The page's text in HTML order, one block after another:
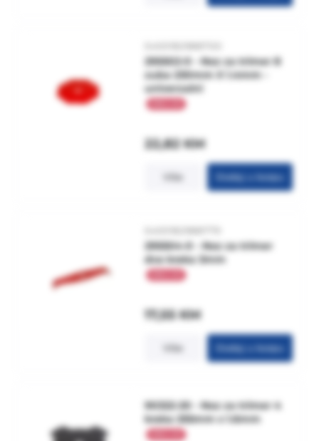
295502-0 - Noz za trimer 8
zuba 230mm X 1.4mm -
univerzalni
22,82KM
Više Dodaj u korpu
295504-0 - Noz za trimer
dva kraka 3mm
17,55KM
Više Dodaj u korpu
90322-20 - Noz za trimer 4
kraka 255mm x 1.6mm